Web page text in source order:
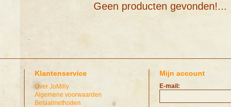
Geen producten gevonden!...
Klantenservice
Over JoMilly
Algemene voorwaarden
Betaalmethoden
Mijn account
E-mail: